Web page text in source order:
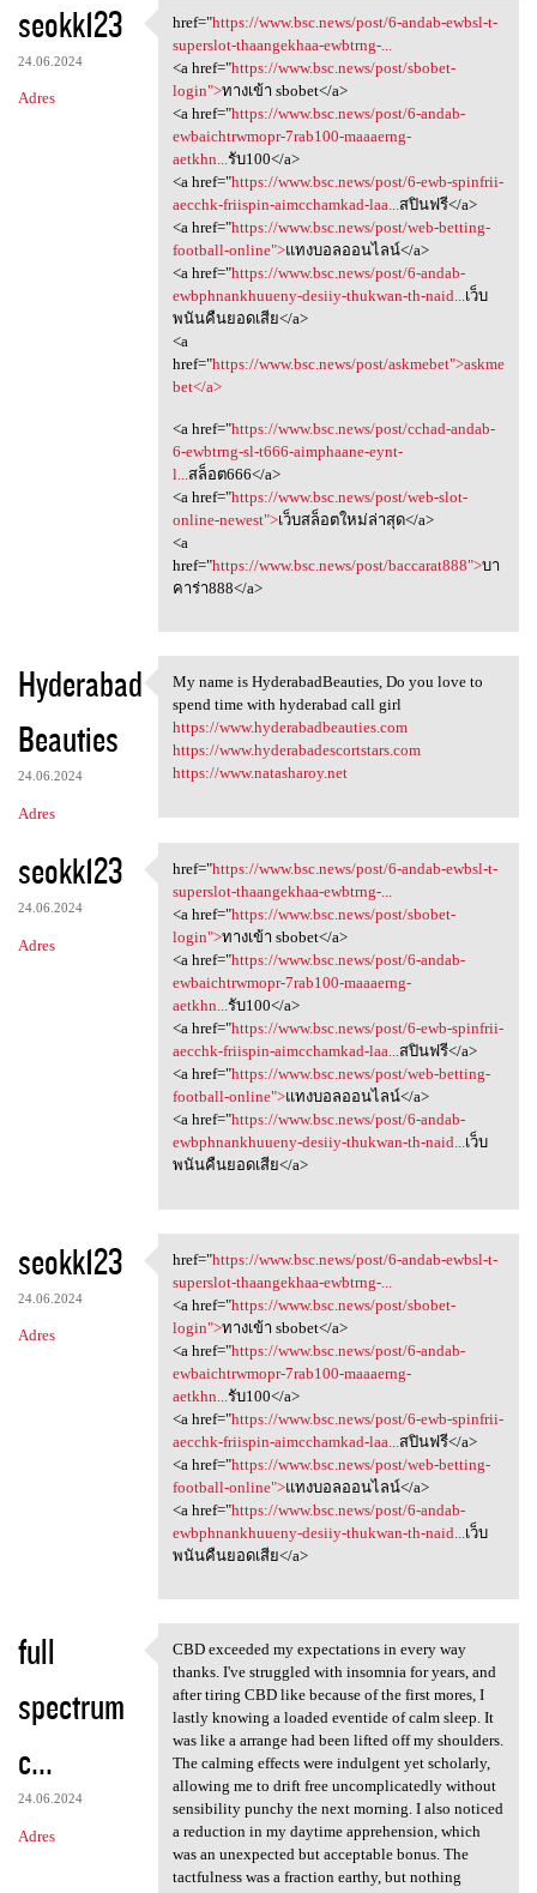
seokk123
24.06.2024
Adres
href="https://www.bsc.news
href="https://www.bsc.news/post/6-andab-ewbsl-t-
superslot-thaangekhaa-ewbtrng-...
<a href="https://www.bsc.news/post/sbobet-
login">ทางเข้า sbobet</a>
<a href="https://www.bsc.news/post/6-andab-
ewbaichtrwmopr-7rab100-maaaerng-
aetkhn...รับ100</a>
<a href="https://www.bsc.news/post/6-ewb-spinfrii-
aecchk-friispin-aimcchamkad-laa...สปินฟรี</a>
<a href="https://www.bsc.news/post/web-betting-
football-online">แทงบอลออนไลน์</a>
<a href="https://www.bsc.news/post/6-andab-
ewbphnankhuueny-desiiy-thukwan-th-naid...เว็บ
พนันคืนยอดเสีย</a>
<a
href="https://www.bsc.news/post/askmebet">askme
bet</a>
<a href="https://www.bsc.news/post/cchad-andab-
6-ewbtrng-sl-t666-aimphaane-eynt-
l... สล็อต666</a>
<a href="https://www.bsc.news/post/web-slot-
online-newest">เว็บสล็อตใหม่ล่าสุด</a>
<a
href="https://www.bsc.news/post/baccarat888">บา
คาร่า888</a>
Hyderabad
Beauties
24.06.2024
Adres
My name is HyderabadBeauties,
My name is HyderabadBeauties, Do you love to
spend time with hyderabad call girl
https://www.hyderabadbeauties.com
https://www.hyderabadescortstars.com
https://www.natasharoy.net
seokk123
24.06.2024
Adres
href="https://www.bsc.news
href="https://www.bsc.news/post/6-andab-ewbsl-t-
superslot-thaangekhaa-ewbtrng-...
<a href="https://www.bsc.news/post/sbobet-
login">ทางเข้า sbobet</a>
<a href="https://www.bsc.news/post/6-andab-
ewbaichtrwmopr-7rab100-maaaerng-
aetkhn...รับ100</a>
<a href="https://www.bsc.news/post/6-ewb-spinfrii-
aecchk-friispin-aimcchamkad-laa...สปินฟรี</a>
<a href="https://www.bsc.news/post/web-betting-
football-online">แทงบอลออนไลน์</a>
<a href="https://www.bsc.news/post/6-andab-
ewbphnankhuueny-desiiy-thukwan-th-naid...เว็บ
พนันคืนยอดเสีย</a>
seokk123
24.06.2024
Adres
href="https://www.bsc.news
href="https://www.bsc.news/post/6-andab-ewbsl-t-
superslot-thaangekhaa-ewbtrng-...
<a href="https://www.bsc.news/post/sbobet-
login">ทางเข้า sbobet</a>
<a href="https://www.bsc.news/post/6-andab-
ewbaichtrwmopr-7rab100-maaaerng-
aetkhn... รับ100</a>
<a href="https://www.bsc.news/post/6-ewb-spinfrii-
aecchk-friispin-aimcchamkad-laa... สปินฟรี</a>
<a href="https://www.bsc.news/post/web-betting-
football-online">แทงบอลออนไลน์</a>
<a href="https://www.bsc.news/post/6-andab-
ewbphnankhuueny-desiiy-thukwan-th-naid... เว็บ
พนันคืนยอดเสีย</a>
full
spectrum
c...
24.06.2024
Adres
CBD exceeded my expectations
CBD exceeded my expectations in every way
thanks. I've struggled with insomnia for years, and
after tiring CBD like because of the first mores, I
lastly knowing a loaded eventide of calm sleep. It
was like a arrange had been lifted off my shoulders.
The calming effects were indulgent yet scholarly,
allowing me to drift free uncomplicatedly without
sensibility punchy the next morning. I also noticed
a reduction in my daytime apprehension, which
was an unexpected but acceptable bonus. The
tactfulness was a fraction earthy, but nothing